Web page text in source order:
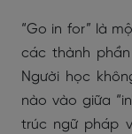
“Go in for” là
các thành
Người học
nào vào giữa
trúc ngữ pháp